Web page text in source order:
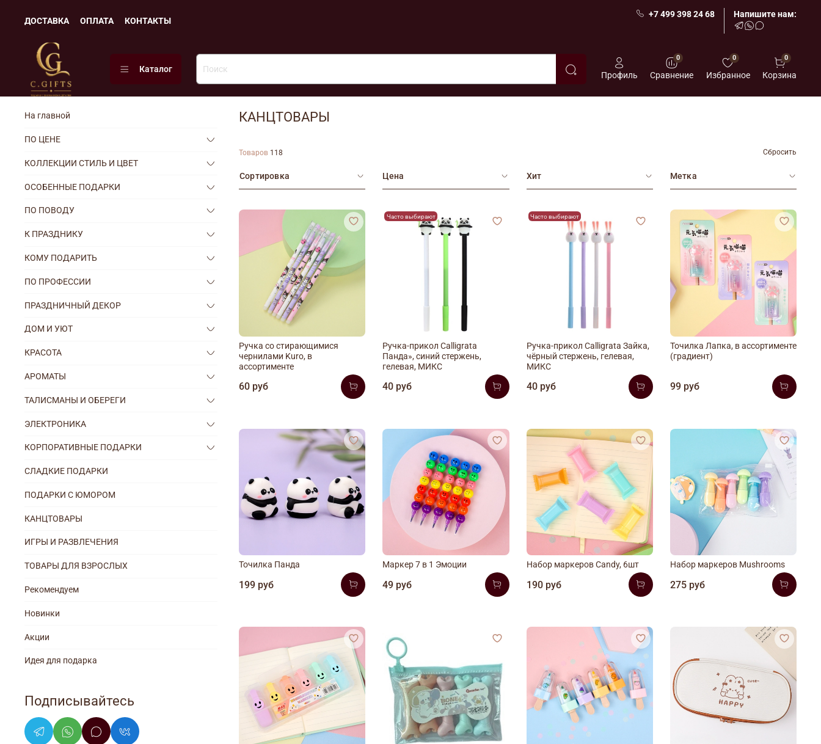
ДОСТАВКА ОПЛАТА КОНТАКТЫ
+7 499 398 24 68 Напишите нам:
Каталог
Профиль
0
Сравнение
0
Избранное
0
Корзина
КАНЦТОВАРЫ
Товаров 118 Сбросить
Сортировка Цена Хит Метка
Ручка со стирающимися
чернилами Kuro, в
ассортименте
60 руб
Часто выбирают
Ручка-прикол Calligrata
Панда», синий стержень,
гелевая, МИКС
40 руб
Часто выбирают
Ручка-прикол Calligrata Зайка,
чёрный стержень, гелевая,
МИКС
40 руб
Точилка Лапка, в ассортименте
(градиент)
99 руб
Точилка Панда
199 руб
Маркер 7 в 1 Эмоции
49 руб
Набор маркеров Candy, 6шт
190 руб
Набор маркеров Mushrooms
275 руб
На главной
ПО ЦЕНЕ
КОЛЛЕКЦИИ СТИЛЬ И ЦВЕТ
ОСОБЕННЫЕ ПОДАРКИ
ПО ПОВОДУ
К ПРАЗДНИКУ
КОМУ ПОДАРИТЬ
ПО ПРОФЕССИИ
ПРАЗДНИЧНЫЙ ДЕКОР
ДОМ И УЮТ
КРАСОТА
АРОМАТЫ
ТАЛИСМАНЫ И ОБЕРЕГИ
ЭЛЕКТРОНИКА
КОРПОРАТИВНЫЕ ПОДАРКИ
СЛАДКИЕ ПОДАРКИ
ПОДАРКИ С ЮМОРОМ
КАНЦТОВАРЫ
ИГРЫ И РАЗВЛЕЧЕНИЯ
ТОВАРЫ ДЛЯ ВЗРОСЛЫХ
Рекомендуем
Новинки
Акции
Идея для подарка
Подписывайтесь